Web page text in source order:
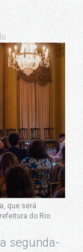
que será
do Rio
segunda-